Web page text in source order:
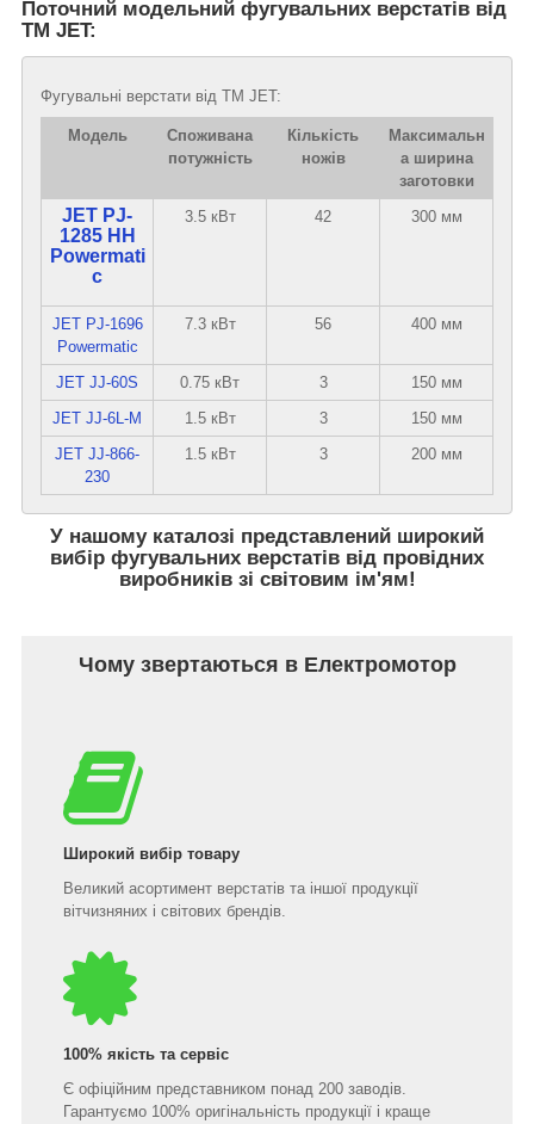
Поточний модельний фугувальних верстатів від
ТМ JET:
Фугувальні верстати від ТМ JET:
Модель
Споживана
потужність
Кількість
ножів
Максимальн
а ширина
заготовки
JET PJ-
1285 HH
Powermati
c
3.5 кВт 42 300 мм
JET PJ-1696
Powermatic
7.3 кВт 56 400 мм
JET JJ-60S 0.75 кВт 3
150 мм
JET JJ-6L-M
1.5 кВт 3
150 мм
JET JJ-866-
230
1.5 кВт 3 200 мм
У нашому каталозі представлений широкий
вибір фугувальних верстатів від провідних
виробників зі світовим ім'ям!
Чому звертаються в Електромотор
Широкий вибір товару
Великий асортимент верстатів та іншої продукції
вітчизняних і світових брендів.
100% якість та сервіс
Є офіційним представником понад 200 заводів.
Гарантуємо 100% оригінальність продукції і краще